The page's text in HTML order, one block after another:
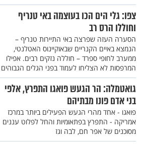
צפו: גלי הים הכו בעוצמה באי טנריף
וחוללו הרס רב
הסערה העזה שפרצה באי התיירות טנריף –
הנמצא באיים הקנריים שבאוקיינוס האטלנטי,
ממערב לחופי ספרד – חוללה נזקים רבים. אפילו
המרפסות לא הצליחו לעמוד בפני הגלים הגבוהים
גואטמלה: הר הגעש פואגו התפרץ, אלפי
בני אדם פונו מבתיהם
פואגו - אחד מהרי הגעש הפעילים ביותר במרכז
אמריקה - התפרץ בפתאומיות והחל לפלוט עננים
מסוכנים של אפר חם, לבה וגז